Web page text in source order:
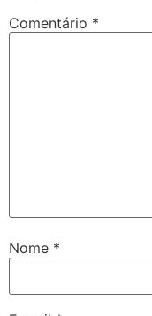
Comentário *
Nome *